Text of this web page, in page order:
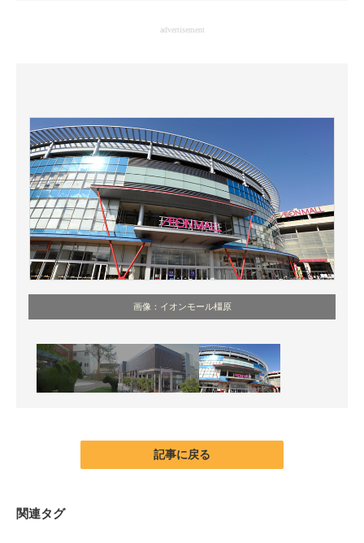
advertisement
画像：イオンモール橿原
記事に戻る
関連タグ